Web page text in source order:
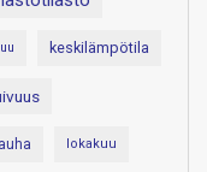
keskilämpötila
lauha lokakuu